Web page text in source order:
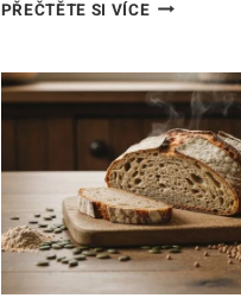
PŘEČTĚTE SI VÍCE
PŘÍZNAKY:
JAK
BEZPEČNĚ
POZNAT
PROBLÉM